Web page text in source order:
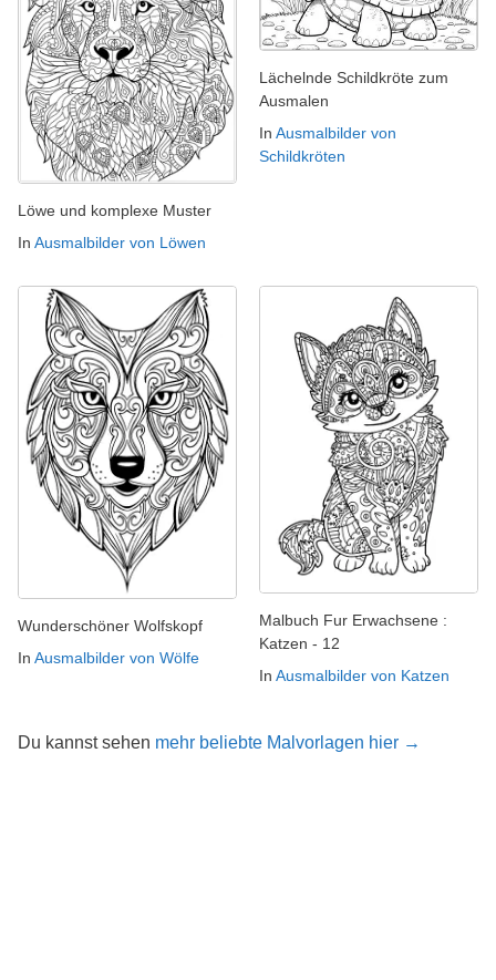
Löwe und komplexe Muster
In Ausmalbilder von Löwen
Lächelnde Schildkröte zum
Ausmalen
In Ausmalbilder von
Schildkröten
Wunderschöner Wolfskopf
In Ausmalbilder von Wölfe
Malbuch Fur Erwachsene :
Katzen - 12
In Ausmalbilder von Katzen
Du kannst sehen mehr beliebte Malvorlagen hier →